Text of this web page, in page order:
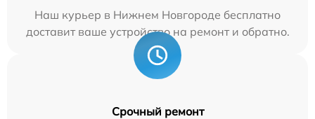
Наш курьер в Нижнем Новгороде бесплатно
доставит ваше устройство на ремонт и обратно.
Срочный ремонт